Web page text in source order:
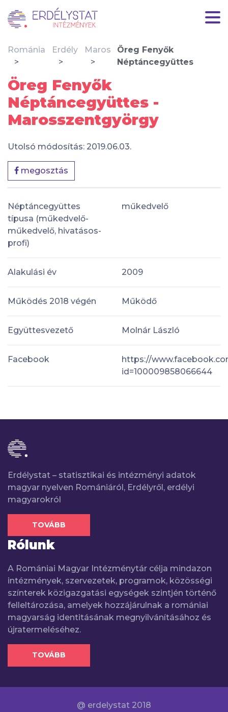
Románia Erdély Maros
Öreg Fenyők
Néptáncegyüttes
Öreg Fenyők
Néptáncegyüttes -
Marosszentgyörgy
Utolsó módosítás: 2019.06.03.
megosztás
Néptáncegyüttes
típusa (műkedvelő-
műkedvelő, hivatásos-
profi)
műkedvelő
Alakulási év 2009
Működés 2018 végén Működő
Együttesvezető Molnár László
Facebook
https://
id=100009858066644
Erdélystat – statisztikai és intézményi adatok
magyar nyelven Romániáról, Erdélyről, erdélyi
magyarokról
TOVÁBB
Rólunk
A Romániai Magyar Intézménytár célja mindazon
intézmények, szervezetek, programok, közösségi
színterek közigazgatási egységek szintjén történő
felleltározása, amelyek hozzájárulnak a romániai
magyarság identitásának megnyilvánításához és
újratermeléséhez.
TOVÁBB
@ erdelystat 2018